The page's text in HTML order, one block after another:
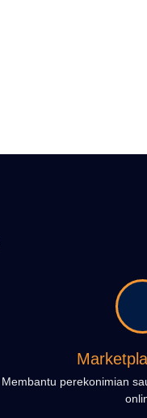
Membantu perekonimian